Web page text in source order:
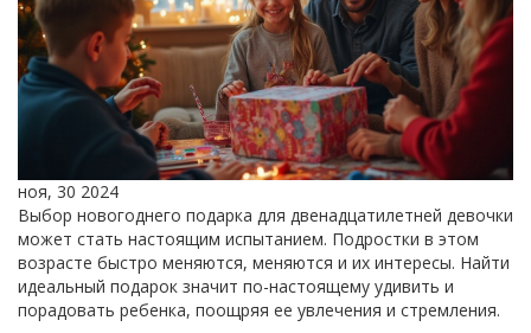
ноя, 30 2024
Выбор новогоднего подарка для двенадцатилетней девочки
может стать настоящим испытанием. Подростки в этом
возрасте быстро меняются, меняются и их интересы. Найти
идеальный подарок значит по-настоящему удивить и
порадовать ребенка, поощряя ее увлечения и стремления.